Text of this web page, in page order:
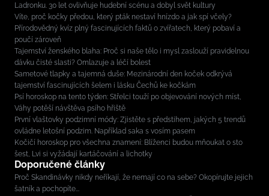
Ladronku. 30 let ovlivňuje hudební scénu a dobyl svět kultury
Víte, proč kočky předou, který pták nestaví hnízdo a jak spí včely?
Přírodovědný kvíz plný fascinujících faktů o zvířatech, který pobaví a
poučí zároveň
Tajemství ženského blaha: Proč si naše tělo i mysl zaslouží pravidelnou
dávku čisté slasti? Omlazuje a léčí bolest
Sametové tlapky a tajemná duše: Mezinárodní den koček odkrývá
tajemství fascinujících šelem i lásku Čechů ke kočkám
Psí horoskop na tento týden: Střelci touží po objevování nových míst,
Váhy potěší návštěva psího hřiště
První vlaštovky podzimní módy: Zjistěte s předstihem, jakých 5 trendů
ovládne letošní podzim. Například saka s vosím pasem
Kočičí horoskop pro všechna znamení: Blíženci budou mňoukat o sto
šest, Lvi si vyžádají kartáčování a lichotky
Doporučené články
Proč Skandinávky nikdy neříkají, že nemají co na sebe? Okopírujte jejich
šatník a pochopíte...